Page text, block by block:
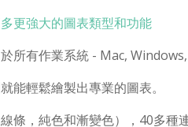
更強大的圖表類型和功能
所有作業系統 - Mac,
能輕鬆繪製出專業的圖表。
條，純色和漸變色），40多種